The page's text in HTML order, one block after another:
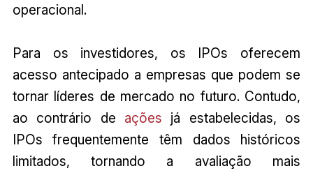
operacional.
Para os investidores, os IPOs oferecem
acesso antecipado a empresas que podem se
tornar líderes de mercado no futuro. Contudo,
ao contrário de ações já estabelecidas, os
IPOs frequentemente têm dados históricos
limitados, tornando a avaliação mais